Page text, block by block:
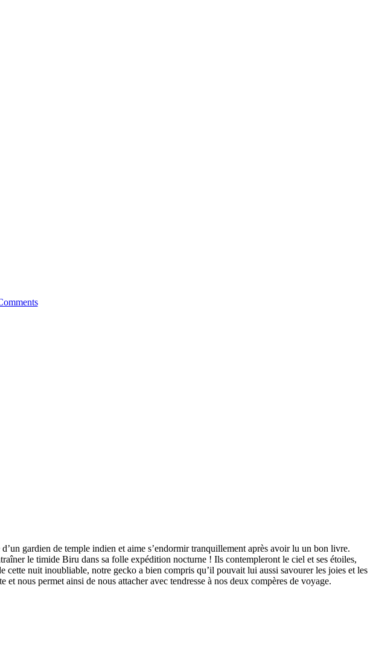
gardien de temple indien et aime s’endormir tranquillement après avoir lu un bon livre.
le timide Biru dans sa folle expédition nocturne ! Ils contempleront le ciel et ses étoiles,
cette nuit inoubliable, notre gecko a bien compris qu’il pouvait lui aussi savourer les joies et les
nous permet ainsi de nous attacher avec tendresse à nos deux compères de voyage.